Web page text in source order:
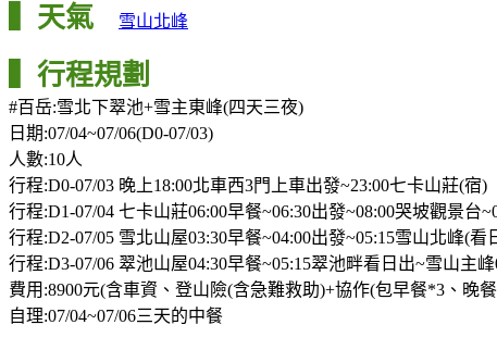
▍天氣 雪山北峰
▍行程規劃
#百岳:雪北下翠池+雪主東峰(四天三夜)
日期:07/04~07/06(D0-07/03)
人數:10人
行程:D0-07/03 晚上18:00北車西3門上車出發~23:00七卡山莊(宿)
行程:D1-07/04 七卡山莊06:00早餐~06:30出發~08:00哭坡觀景
行程:D2-07/05 雪北山屋03:30早餐~04:00出發~05:15雪山北峰(
行程:D3-07/06 翠池山屋04:30早餐~05:15翠池畔看日出~雪山主
費用:8900元(含車資、登山險(含急難救助)+協作(包早餐*3、晚
自理:07/04~07/06三天的中餐